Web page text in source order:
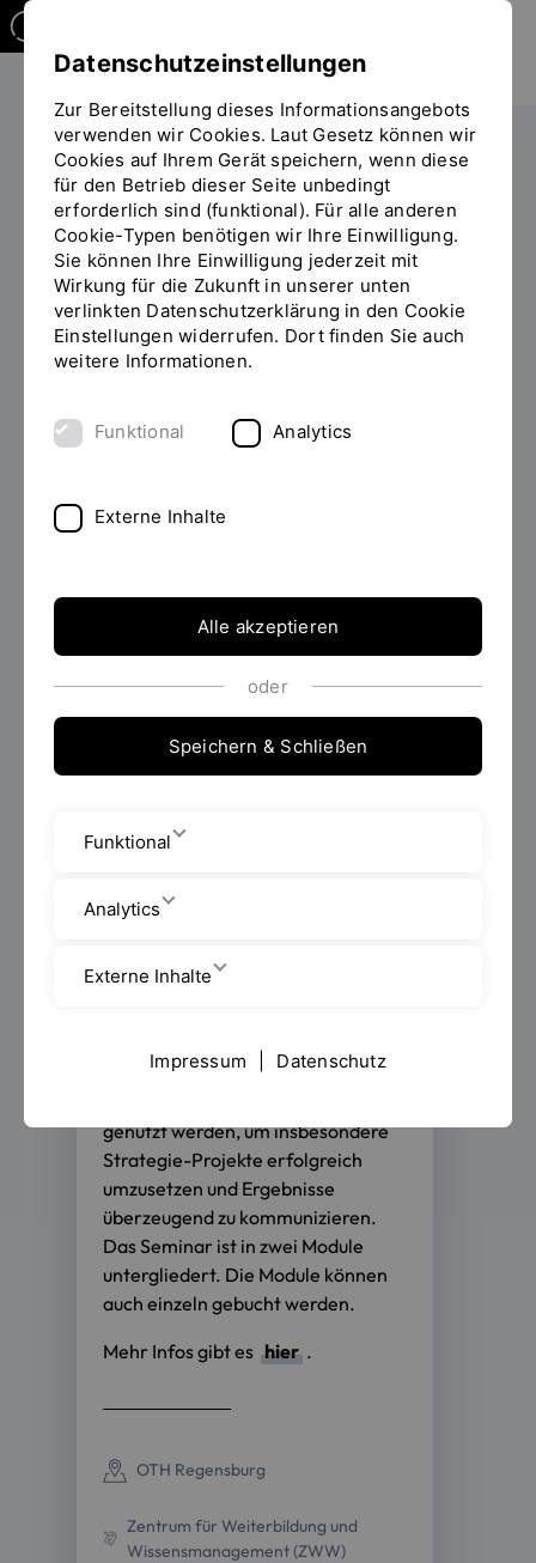
Sie
befinden
sich
auf
der
Seite
"Detailansicht"
Weiterbilden
09. OKTOBER 2026
09:00-17:00 UHR
Berufsbegleitendes
Consulting Skills –
und Chartdesign
Am 09. Oktober 2026 findet das
erste Modul des berufsbegleitendes
Tagesseminars Consulting Skills –
Problemsolving und Chartdesign
statt:
Modul 1: Advanced
Problemsolving
strukturierten Problemlösung
Im interaktiven Tagesseminar
Consulting Skills lernen Sie die
Managementberatungen kennen
und erhalten Einblicke in die
genutzt werden, um insbesondere
Strategie-Projekte erfolgreich
umzusetzen und Ergebnisse
überzeugend zu kommunizieren.
Das Seminar ist in zwei Module
untergliedert. Die Module können
auch einzeln gebucht werden.
Mehr Infos gibt es hier .
OTH Regensburg
Zentrum für Weiterbildung und
Wissensmanagement (ZWW)
Datenschutzeinstellungen
Zur Bereitstellung dieses Informationsangebots
verwenden wir Cookies. Laut Gesetz können wir
Cookies auf Ihrem Gerät speichern, wenn diese
für den Betrieb dieser Seite unbedingt
erforderlich sind (funktional). Für alle anderen
Cookie-Typen benötigen wir Ihre Einwilligung.
Sie können Ihre Einwilligung jederzeit mit
Wirkung für die Zukunft in unserer unten
verlinkten Datenschutzerklärung in den Cookie
Einstellungen widerrufen. Dort finden Sie auch
weitere Informationen.
Funktional Analytics
Externe Inhalte
Alle akzeptieren
oder
Speichern & Schließen
Funktional
Analytics
Externe Inhalte
Impressum Datenschutz